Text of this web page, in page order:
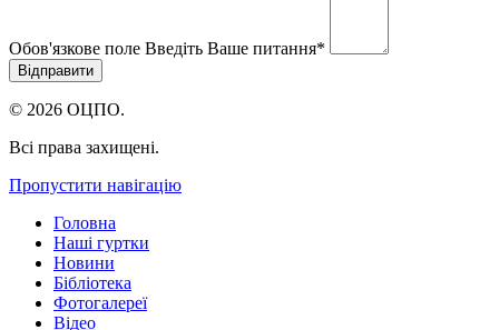
Обов'язкове поле Введіть Ваше питання*
© 2026 ОЦПО.
Всі права захищені.
Пропустити навігацію
Головна
Наші гуртки
Новини
Бібліотека
Фотогалереї
Відео